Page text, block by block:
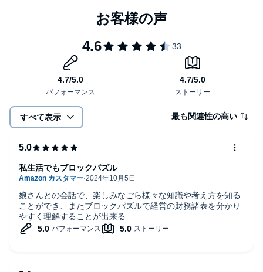
実際に、女子高生向けにブロックパズルを使ってお金の授業を行
り上げられたことがありました。その授業から生まれた本は、10
万部を超えるベストセラーになっています。
本書が、会計に対するイメージがガラッと変わる1冊になりますよ
（「はじめに」をもとに構成）
PCサイトのライブラリー、またはアプリ上の「目次」からご確認
ください。
©2023 by Tatsuya Wani (P)2024 Audible, Inc.
すべて表示 最も関連性の高い
娘さんとの会話で、楽しみなごら様々な知識や考え方を知る
ことができ、またブロックパズルで経営の財務諸表を分かり
やすく理解することが出来る
私生活でもブロックパズル